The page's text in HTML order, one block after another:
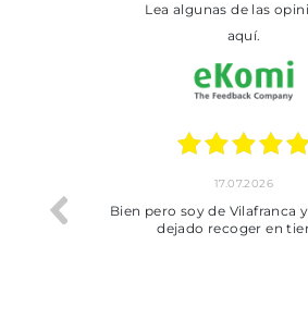
Lea algunas de las opiniones
aquí.
trobat
17.07.2026
Bien pero soy de Vilafranca
dejado recoger en